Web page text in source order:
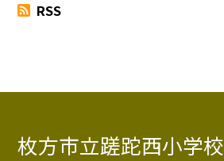
RSS
枚方市立蹉跎西小学校